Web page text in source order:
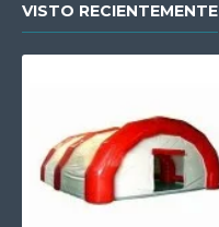
VISTO RECIENTEMENTE